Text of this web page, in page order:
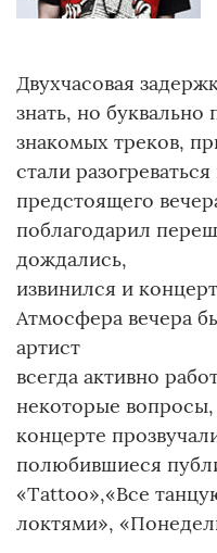
Двухчасовая
знать, но
знакомых треков,
стали
предстоящего
поблагодарил
дождались,
извинился и
Атмосфера вечера
артист
всегда активно
некоторые
концерте
полюбившиеся
«Tattoo»,«Все
локтями»,